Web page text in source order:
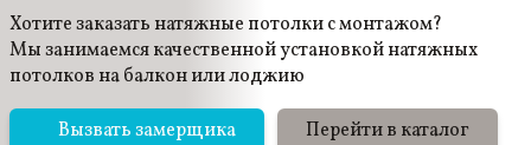
Хотите заказать натяжные потолки с монтажом?
Мы занимаемся качественной установкой натяжных
потолков на балкон или лоджию
Вызвать замерщика Перейти в каталог